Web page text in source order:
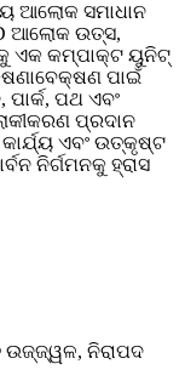
ଆଲୋକ ସମାଧାନ
ଆଲୋକ ଉତ୍ସ,
ଏକ କମ୍ପାକ୍ଟ ୟୁନିଟ୍
ପାଇଁ
ପାର୍କ, ପଥ ଏବଂ
ପ୍ରଦାନ
ଏବଂ ଉତ୍କୃଷ୍ଟ
ନିର୍ଗମନକୁ ହ୍ରାସ
ନିରାପଦ